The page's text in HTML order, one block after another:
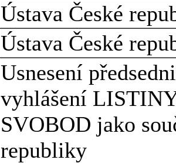
Ústava České
Ústava České
Usnesení
vyhlášení
SVOBOD jako
republiky